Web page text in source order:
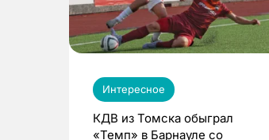
Интересное
КДВ из Томска обыграл
«Темп» в Барнауле со